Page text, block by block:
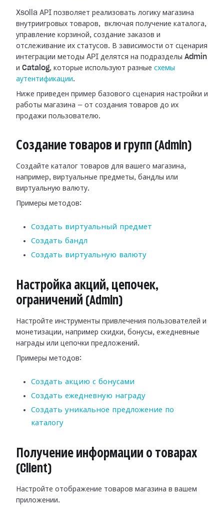
Xsolla API позволяет реализовать логику магазина
внутриигровых товаров, включая получение каталога,
управление корзиной, создание заказов и
отслеживание их статусов. В зависимости от сценария
интеграции методы API делятся на подразделы Admin
и Catalog, которые используют разные схемы
аутентификации.
Ниже приведен пример базового сценария настройки и
работы магазина — от создания товаров до их
продажи пользователю.
Создание товаров и групп (Admin)
Создайте каталог товаров для вашего магазина,
например, виртуальные предметы, бандлы или
виртуальную валюту.
Примеры методов:
Создать виртуальный предмет
Создать бандл
Создать виртуальную валюту
Настройка акций, цепочек,
ограничений (Admin)
Настройте инструменты привлечения пользователей и
монетизации, например скидки, бонусы, ежедневные
награды или цепочки предложений.
Примеры методов:
Создать акцию с бонусами
Создать ежедневную награду
Создать уникальное предложение по
каталогу
Получение информации о товарах
(Client)
Настройте отображение товаров магазина в вашем
приложении.